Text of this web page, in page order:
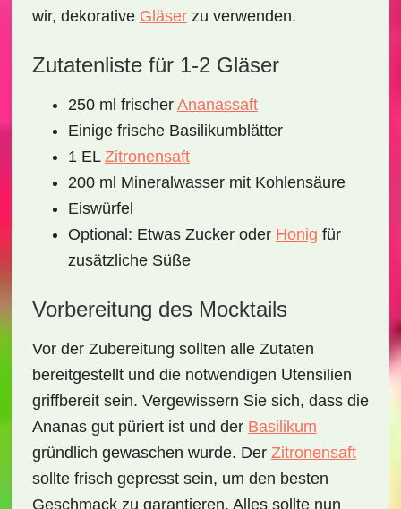
wir, dekorative Gläserzu verwenden.
Zutatenliste für 1-2 Gläser
250 ml frischer Ananassaft
Einige frische Basilikumblätter
1 EL Zitronensaft
200 ml Mineralwasser mit Kohlensäure
Eiswürfel
Optional: Etwas Zucker oder Honig für
zusätzliche Süße
Vorbereitung des Mocktails
Vor der Zubereitung sollten alle Zutaten
bereitgestellt und die notwendigen Utensilien
griffbereit sein. Vergewissern Sie sich, dass die
Ananas gut püriert ist und der Basilikum
gründlich gewaschen wurde. Der Zitronensaft
sollte frisch gepresst sein, um den besten
Geschmack zu garantieren. Alles sollte nun